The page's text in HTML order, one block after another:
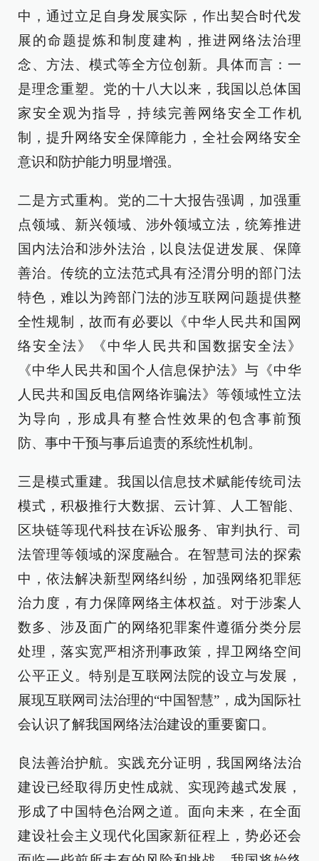
中，通过立足自身发展实际，作出契合时代发
展的命题提炼和制度建构，推进网络法治理
念、方法、模式等全方位创新。具体而言：一
是理念重塑。党的十八大以来，我国以总体国
家安全观为指导，持续完善网络安全工作机
制，提升网络安全保障能力，全社会网络安全
意识和防护能力明显增强。
二是方式重构。党的二十大报告强调，加强重
点领域、新兴领域、涉外领域立法，统筹推进
国内法治和涉外法治，以良法促进发展、保障
善治。传统的立法范式具有泾渭分明的部门法
特色，难以为跨部门法的涉互联网问题提供整
全性规制，故而有必要以《中华人民共和国网
络安全法》《中华人民共和国数据安全法》
《中华人民共和国个人信息保护法》与《中华
人民共和国反电信网络诈骗法》等领域性立法
为导向，形成具有整合性效果的包含事前预
防、事中干预与事后追责的系统性机制。
三是模式重建。我国以信息技术赋能传统司法
模式，积极推行大数据、云计算、人工智能、
区块链等现代科技在诉讼服务、审判执行、司
法管理等领域的深度融合。在智慧司法的探索
中，依法解决新型网络纠纷，加强网络犯罪惩
治力度，有力保障网络主体权益。对于涉案人
数多、涉及面广的网络犯罪案件遵循分类分层
处理，落实宽严相济刑事政策，捍卫网络空间
公平正义。特别是互联网法院的设立与发展，
展现互联网司法治理的“中国智慧”，成为国际社
会认识了解我国网络法治建设的重要窗口。
良法善治护航。实践充分证明，我国网络法治
建设已经取得历史性成就、实现跨越式发展，
形成了中国特色治网之道。面向未来，在全面
建设社会主义现代化国家新征程上，势必还会